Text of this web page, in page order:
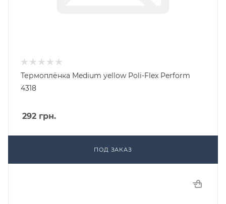
Термоплёнка Medium yellow Poli-Flex Perform
4318
292 грн.
ПОД ЗАКАЗ